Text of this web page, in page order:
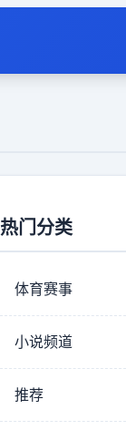
热门分类
体育赛事
小说频道
推荐